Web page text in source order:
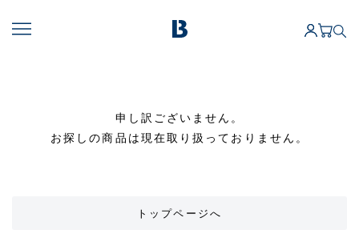
申し訳ございません。
お探しの商品は現在取り扱っておりません。
トップページへ